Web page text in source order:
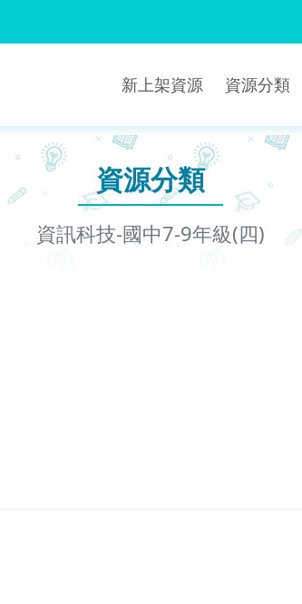
新上架資源 資源分類
資源分類
資訊科技-國中7-9年級(四)